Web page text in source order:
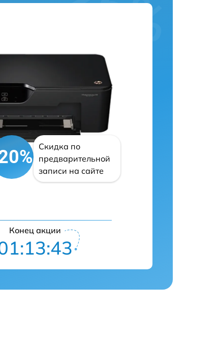
Скидка по
предварительной
записи на сайте
Конец акции